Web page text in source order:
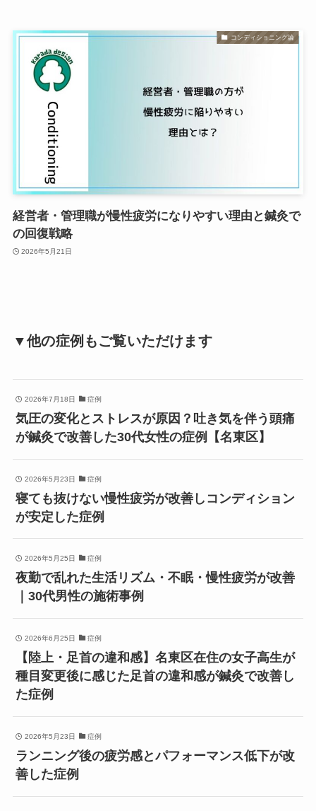
コンディショニング論
経営者・管理職が慢性疲労になりやすい理由と鍼灸で
の回復戦略
2026年5月21日
▼他の症例もご覧いただけます
2026年7月18日 症例
気圧の変化とストレスが原因？吐き気を伴う頭痛
が鍼灸で改善した30代女性の症例【名東区】
2026年5月23日 症例
寝ても抜けない慢性疲労が改善しコンディション
が安定した症例
2026年5月25日 症例
夜勤で乱れた生活リズム・不眠・慢性疲労が改善
｜30代男性の施術事例
2026年6月25日 症例
【陸上・足首の違和感】名東区在住の女子高生が
種目変更後に感じた足首の違和感が鍼灸で改善し
た症例
2026年5月23日 症例
ランニング後の疲労感とパフォーマンス低下が改
善した症例